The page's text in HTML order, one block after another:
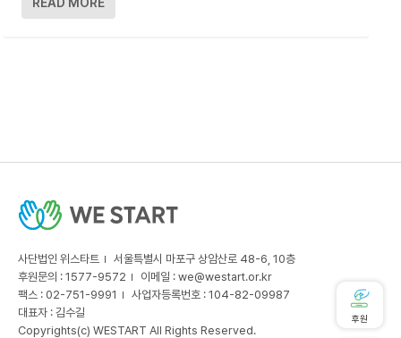
사단법인 위스타트
서울특별시 마포구 상암산로 48-6, 10층
후원문의 : 1577-9572
이메일 : we@westart.or.kr
팩스 : 02-751-9991
사업자등록번호 : 104-82-09987
대표자 : 김수길
Copyrights(c) WESTART All Rights Reserved.
후원